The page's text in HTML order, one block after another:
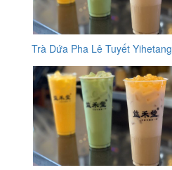
Trà Dứa Pha Lê Tuyết Yihetang